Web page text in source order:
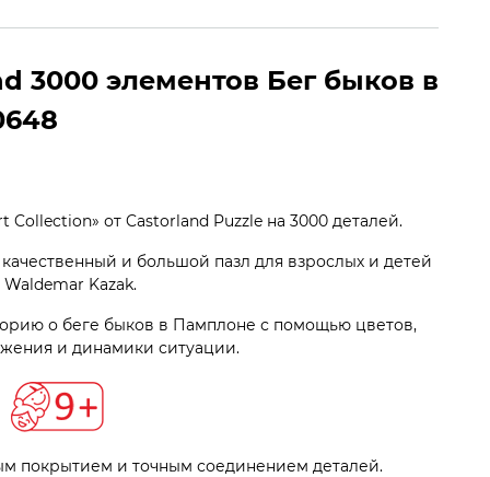
3000 элементов Бег быков в
Collection» от Castorland Puzzle на 3000 деталей.
и большой пазл для взрослых и детей
Kazak.
о беге быков в Памплоне с помощью цветов,
и динамики ситуации.
покрытием и точным соединением деталей.